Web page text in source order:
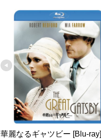
華麗なるギャツビー [Blu-ray]